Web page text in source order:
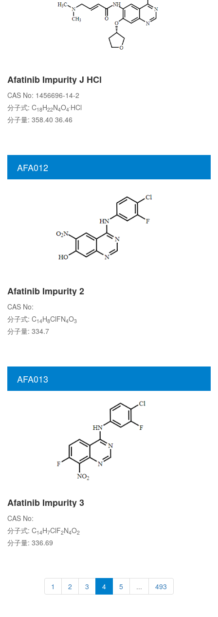
Afatinib Impurity J HCl
CAS No: 1456696-14-2
分子式: C18H22N4O4 HCl
分子量: 358.40 36.46
AFA012
Afatinib Impurity 2
CAS No:
分子式: C14H8ClFN4O3
分子量: 334.7
AFA013
Afatinib Impurity 3
CAS No:
分子式: C14H7ClF2N4O2
分子量: 336.69
1 2 3 4 5 ... 493